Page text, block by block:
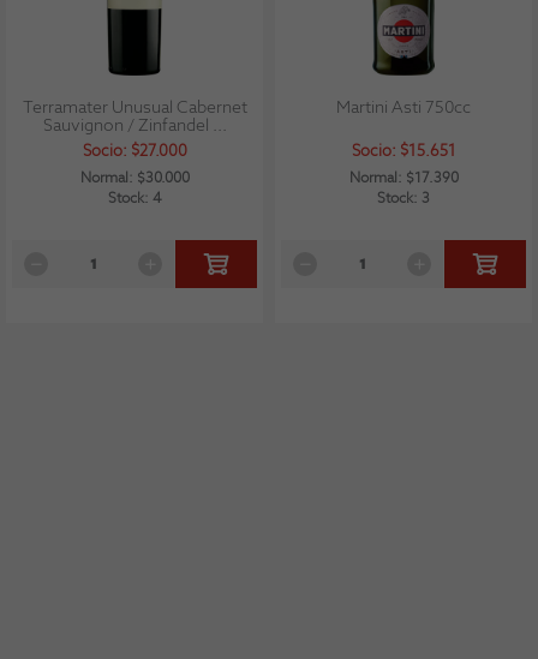
Terramater Unusual Cabernet
Sauvignon / Zinfandel ...
Socio: $27.000
Normal: $30.000
Stock: 4
Martini Asti 750cc
Socio: $15.651
Normal: $17.390
Stock: 3